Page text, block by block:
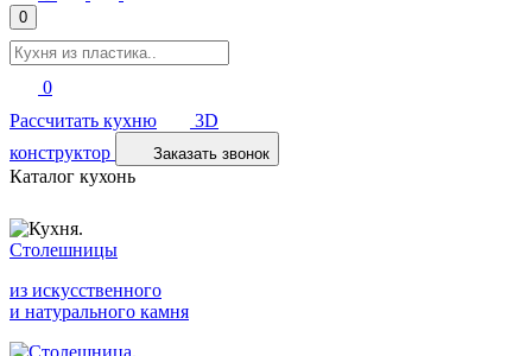
0
0
Рассчитать кухню
3D
конструктор
Заказать звонок
Каталог кухонь
Столешницы
из искусственного
и натурального камня